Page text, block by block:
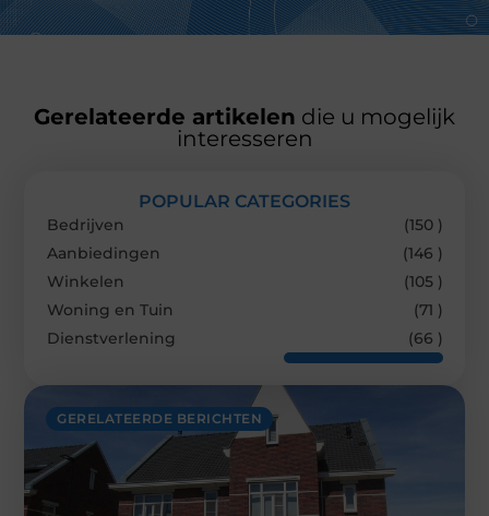
Gerelateerde artikelen die u mogelijk
interesseren
GERELATEERDE BERICHTEN
POPULAR CATEGORIES
Bedrijven
(150 )
Aanbiedingen
(146 )
Winkelen
(105 )
Woning en Tuin
(71 )
Dienstverlening
(66 )